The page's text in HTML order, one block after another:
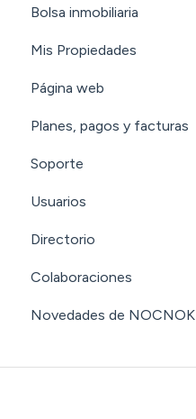
Bolsa inmobiliaria
Mis Propiedades
Página web
Planes, pagos y facturas
Soporte
Usuarios
Directorio
Colaboraciones
Novedades de NOCNOK